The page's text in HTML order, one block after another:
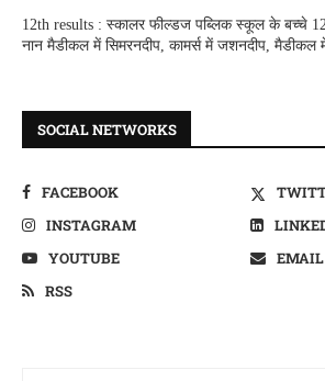
12th results : स्कालर फील्डज पब्लिक स्कूल के बच्चे
नान मैडीकल में सिमरनदीप, कामर्स में जशनदीप, मैडीकल
SOCIAL NETWORKS
FACEBOOK
INSTAGRAM
YOUTUBE
EMAIL
RSS